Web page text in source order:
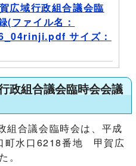
広域行政組合議会臨
(ファイル名：
サイズ：
政組合議会臨時会会議
組合議会臨時会は、平成
水口6218番地 甲賀広
。